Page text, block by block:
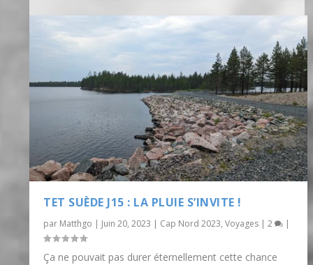
TET SUÈDE J15 : LA PLUIE S’INVITE !
par Matthgo | Juin 20, 2023 | Cap Nord 2023,Voyages |2 |
Ça ne pouvait pas durer éternellement cette chance